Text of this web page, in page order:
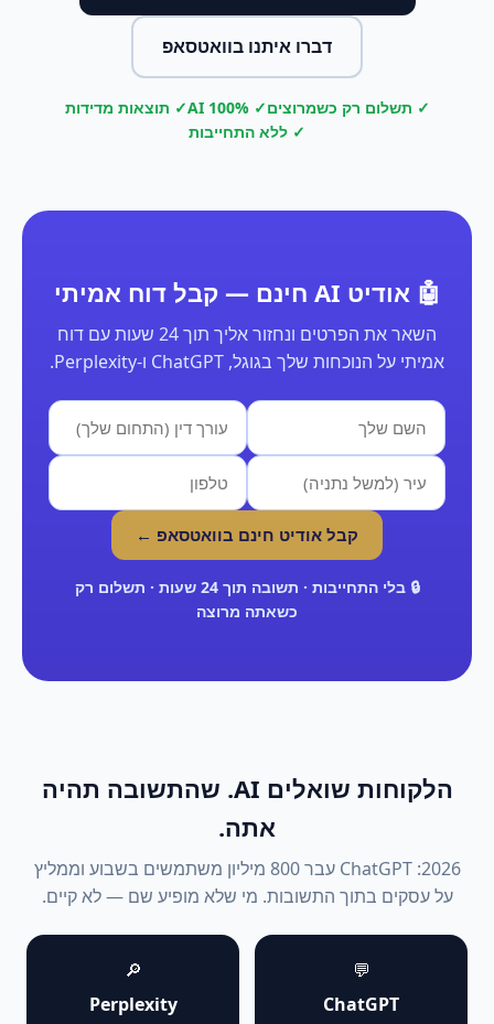
דברו איתנו בוואטסאפ
✓ תשלום רק כשמרוצים✓ 100% AI
✓ תוצאות מדידות
✓ ללא התחייבות
🤖 אודיט AI חינם — קבל דוח אמיתי
השאר את הפרטים ונחזור אליך תוך 24 שעות עם דוח
אמיתי על הנוכחות שלך בגוגל, ChatGPT ו-Perplexity.
קבל אודיט חינם בוואטסאפ ←
🔒 בלי התחייבות · תשובה תוך 24 שעות · תשלום רק
כשאתה מרוצה
הלקוחות שואלים AI. שהתשובה תהיה
אתה.
2026: ChatGPT עבר 800 מיליון משתמשים בשבוע וממליץ
על עסקים בתוך התשובות. מי שלא מופיע שם — לא קיים.
💬
ChatGPT
🔎
Perplexity